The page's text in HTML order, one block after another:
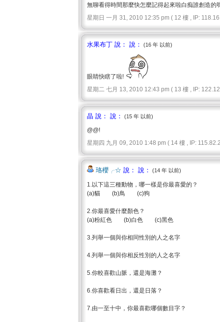
無聊看得時間那麼快怎麼記得起來啦白痴誰創造的
星期日 一月 31, 2010 12:35 pm ( 12 樓 , IP:
水果布丁 說： 說： (16 年 以前)
眼睛快瞎了啦!
星期二 七月 13, 2010 12:43 pm ( 13 樓 , IP:
晶 說： 說： (15 年 以前)
@@!
星期四 九月 09, 2010 1:48 pm ( 14 樓 , IP:
珞櫻╭☆ 說： 說： (14 年 以前)
1.以下這三種動物，哪一樣是你最喜愛的？
(a)貓 (b)鳥 (c)狗
2.你最喜愛什麼顏色？
(a)粉紅色 (b)白色 (c)黑色
3.列舉一個與你相同性別的人之名字
4.列舉一個與你相反性別的人之名字
5.你較喜歡山脈，還是海灘？
6.你喜歡看日出，還是日落？
7.由一至十中，你最喜歡哪個數目字？